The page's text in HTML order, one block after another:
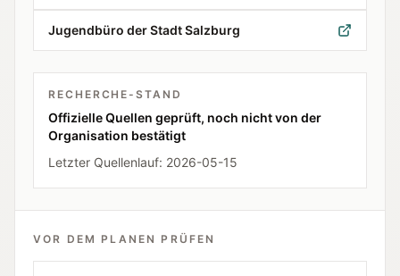
Jugendbüro der Stadt Salzburg
RECHERCHE-STAND
Offizielle Quellen geprüft, noch nicht von der
Organisation bestätigt
Letzter Quellenlauf: 2026-05-15
VOR DEM PLANEN PRÜFEN